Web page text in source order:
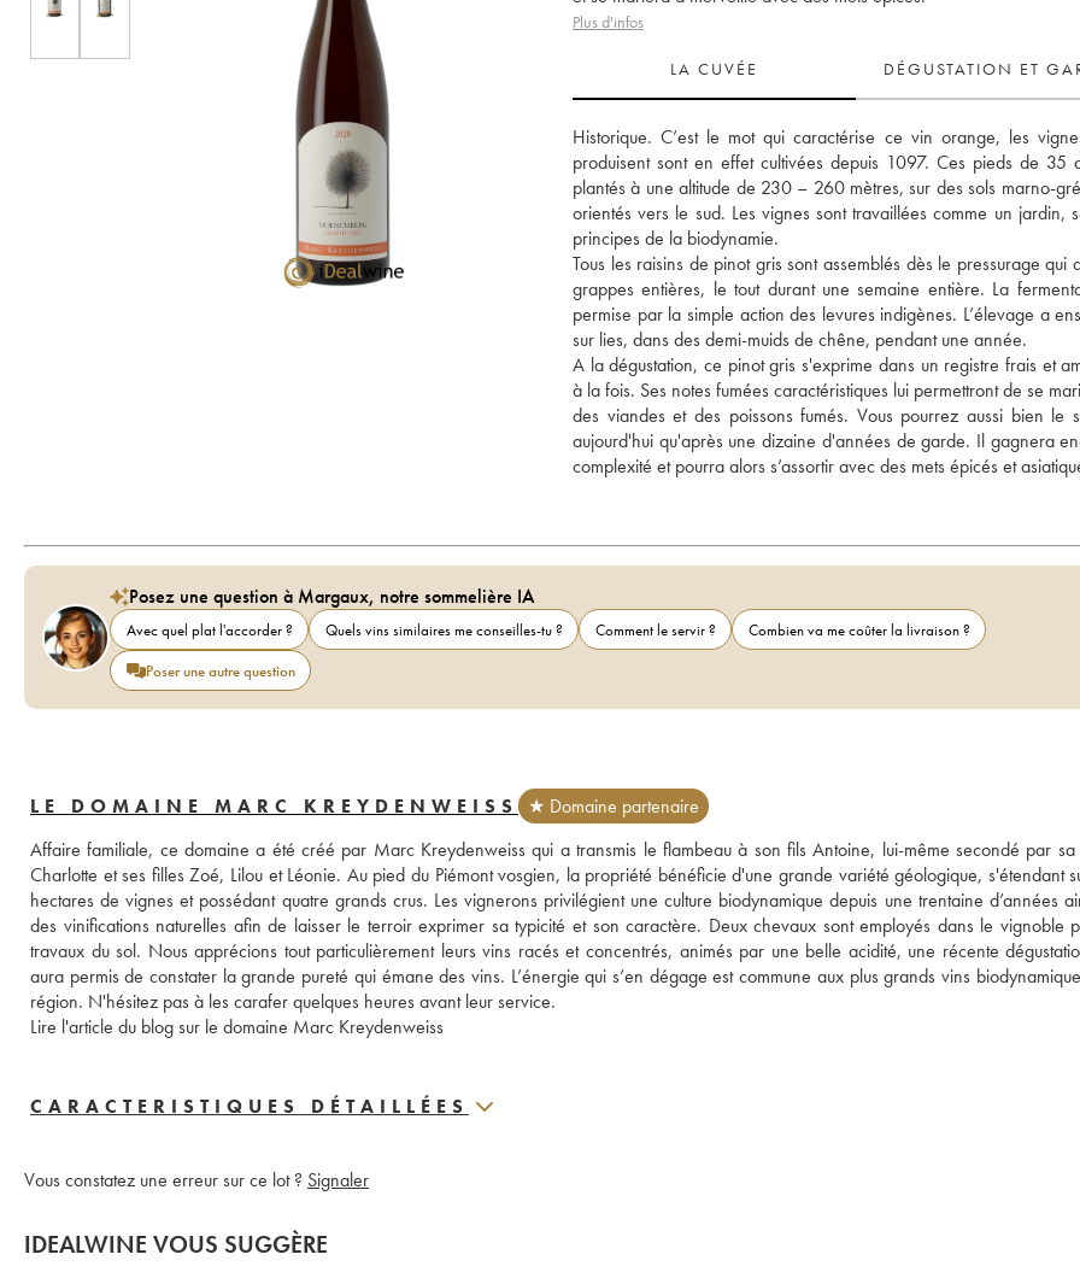
Plus d'infos
LA CUVÉE DÉGUSTATION ET
Historique. C’est le mot qui caractérise ce vin orange, les
produisent sont en effet cultivées depuis 1097. Ces pieds de 35
plantés à une altitude de 230 – 260 mètres, sur des sols marno-
orientés vers le sud. Les vignes sont travaillées comme un jardin,
principes de la biodynamie.
Tous les raisins de pinot gris sont assemblés dès le pressurage qui
grappes entières, le tout durant une semaine entière. La
permise par la simple action des levures indigènes. L’élevage a
sur lies, dans des demi-muids de chêne, pendant une année.
A la dégustation, ce pinot gris s'exprime dans un registre frais et
à la fois. Ses notes fumées caractéristiques lui permettront de se
des viandes et des poissons fumés. Vous pourrez aussi bien le
aujourd'hui qu'après une dizaine d'années de garde. Il gagnera
complexité et pourra alors s’assortir avec des mets épicés et
Posez une question à Margaux, notre sommelière IA
Avec quel plat l'accorder ? Quels vins similaires me conseilles-tu ? Comment le servir ?
Combien va me coûter la livraison ?
Poser une autre question
LE DOMAINE MARC KREYDENWEISS
★ Domaine partenaire
Affaire familiale, ce domaine a été créé par Marc Kreydenweiss qui a transmis le flambeau à son fils Antoine, lui-même secondé par sa
Charlotte et ses filles Zoé, Lilou et Léonie. Au pied du Piémont vosgien, la propriété bénéficie d'une grande variété géologique, s'étendant
hectares de vignes et possédant quatre grands crus. Les vignerons privilégient une culture biodynamique depuis une trentaine d’années
des vinifications naturelles afin de laisser le terroir exprimer sa typicité et son caractère. Deux chevaux sont employés dans le vignoble
travaux du sol. Nous apprécions tout particulièrement leurs vins racés et concentrés, animés par une belle acidité, une récente
aura permis de constater la grande pureté qui émane des vins. L’énergie qui s’en dégage est commune aux plus grands vins
région. N'hésitez pas à les carafer quelques heures avant leur service.
Lire l'article du blog sur le domaine Marc Kreydenweiss
CARACTERISTIQUES DÉTAILLÉES
Vous constatez une erreur sur ce lot ? Signaler
IDEALWINE VOUS SUGGÈRE